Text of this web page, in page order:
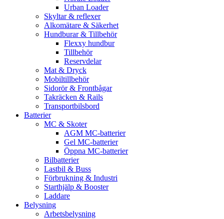
Urban Loader
Skyltar & reflexer
Alkomätare & Säkerhet
Hundburar & Tillbehör
Flexxy hundbur
Tillbehör
Reservdelar
Mat & Dryck
Mobiltillbehör
Sidorör & Frontbågar
Takräcken & Rails
Transportbilsbord
Batterier
MC & Skoter
AGM MC-batterier
Gel MC-batterier
Öppna MC-batterier
Bilbatterier
Lastbil & Buss
Förbrukning & Industri
Starthjälp & Booster
Laddare
Belysning
Arbetsbelysning